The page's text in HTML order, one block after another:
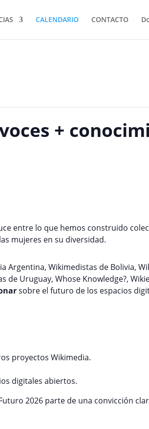
CALENDARIO CONTACTO
+
entre lo que hemos construido
mujeres en su diversidad.
Argentina, Wikimedistas de Bolivia,
de Uruguay, Whose Knowledge?,
sobre el futuro de los espacios
proyectos Wikimedia.
digitales abiertos.
2026 parte de una convicción